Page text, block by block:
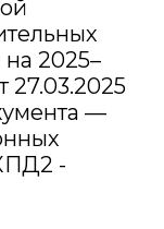
2025–
27.03.2025
—
-